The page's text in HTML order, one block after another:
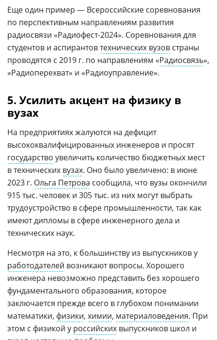
Еще один пример — Всероссийские соревнования
по перспективным направлениям развития
радиосвязи «Радиофест-2024». Соревнования для
студентов и аспирантовтехнических вузов страны
проводятся с 2019 г. по направлениям «Радиосвязь»,
«Радиоперехват» и «Радиоуправление».
5. Усилить акцент на физику в
вузах
На предприятиях жалуются на дефицит
высококвалифицированных инженеров и просят
государство увеличить количество бюджетных мест
в технических вузах. Оно было увеличено: в июне
2023 г. Ольга Петрова сообщила, что вузы окончили
915 тыс. человек и 305 тыс. из них могут выбрать
трудоустройство в сфере промышленности, так как
имеют дипломы в сфере инженерного дела и
технических наук.
Несмотря на это, к большинству из выпускников у
работодателей возникают вопросы. Хорошего
инженера невозможно представить без хорошего
фундаментального образования, которое
заключается прежде всего в глубоком понимании
математики, физики, химии, материаловедения. При
этом с физикой у российских выпускников школ и